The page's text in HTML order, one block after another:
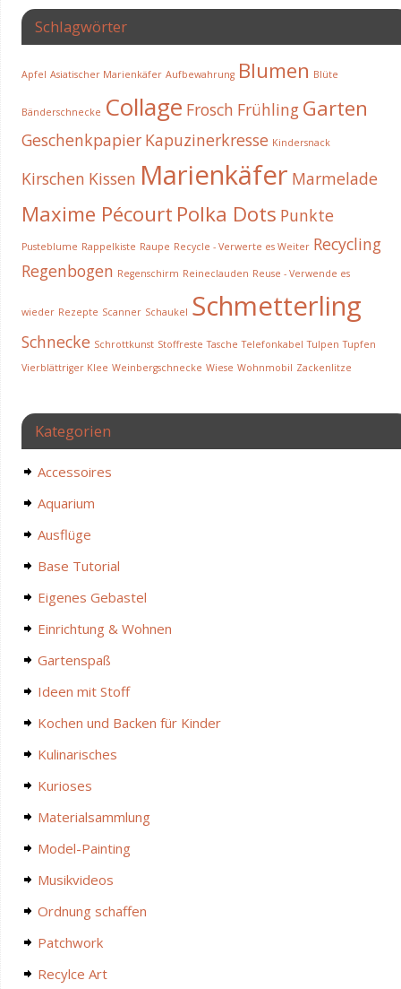
Schlagwörter
Apfel Asiatischer Marienkäfer Aufbewahrung Blumen Blüte
Bänderschnecke Collage Frosch Frühling Garten
Geschenkpapier Kapuzinerkresse Kindersnack
Kirschen Kissen Marienkäfer Marmelade
Maxime Pécourt Polka Dots Punkte
Pusteblume Rappelkiste Raupe Recycle - Verwerte es Weiter Recycling
Regenbogen Regenschirm Reineclauden Reuse - Verwende es
wieder Rezepte Scanner Schaukel Schmetterling
Schnecke Schrottkunst Stoffreste Tasche Telefonkabel Tulpen Tupfen
Vierblättriger Klee Weinbergschnecke Wiese Wohnmobil Zackenlitze
Kategorien
Accessoires
Aquarium
Ausflüge
Base Tutorial
Eigenes Gebastel
Einrichtung & Wohnen
Gartenspaß
Ideen mit Stoff
Kochen und Backen für Kinder
Kulinarisches
Kurioses
Materialsammlung
Model-Painting
Musikvideos
Ordnung schaffen
Patchwork
Recylce Art